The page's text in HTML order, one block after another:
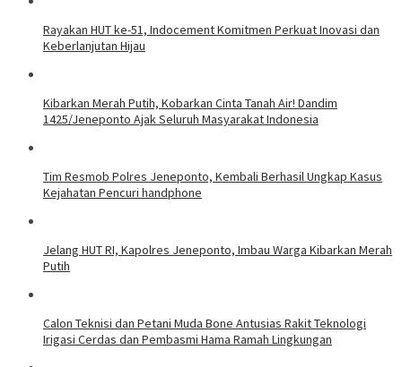
Rayakan HUT ke-51, Indocement Komitmen Perkuat Inovasi dan
Keberlanjutan Hijau
Kibarkan Merah Putih, Kobarkan Cinta Tanah Air! Dandim
1425/Jeneponto Ajak Seluruh Masyarakat Indonesia
Tim Resmob Polres Jeneponto, Kembali Berhasil Ungkap Kasus
Kejahatan Pencuri handphone
Jelang HUT RI, Kapolres Jeneponto, Imbau Warga Kibarkan Merah
Putih
Calon Teknisi dan Petani Muda Bone Antusias Rakit Teknologi
Irigasi Cerdas dan Pembasmi Hama Ramah Lingkungan